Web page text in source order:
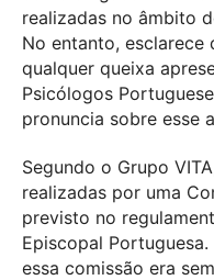
realizadas no âmbito
No entanto, esclarece
qualquer queixa
Psicólogos
pronuncia sobre esse
Segundo o Grupo
realizadas por uma
previsto no
Episcopal
essa comissão era